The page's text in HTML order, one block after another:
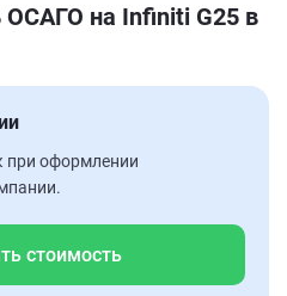
на Infiniti G25 в
при оформлении
стоимость